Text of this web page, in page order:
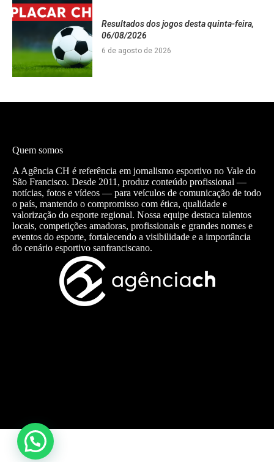
Resultados dos jogos desta quinta-feira,
06/08/2026
6 de agosto de 2026
Quem somos
A Agência CH é referência em jornalismo esportivo no Vale do
São Francisco. Desde 2011, produz conteúdo profissional —
notícias, fotos e vídeos — para veículos de comunicação de todo
o país, mantendo o compromisso com ética, qualidade e
valorização do esporte regional. Nossa equipe destaca talentos
locais, competições amadoras, profissionais e grandes nomes e
eventos do esporte, fortalecendo a visibilidade e a importância
do cenário esportivo sanfranciscano.